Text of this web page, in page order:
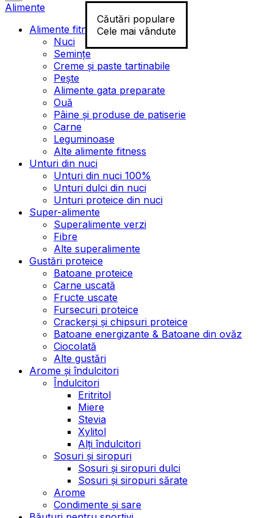
Căutări populare
Cele mai vândute
Alimente
Alimente fitness
Nuci
Semințe
Creme și paste tartinabile
Pește
Alimente gata preparate
Ouă
Pâine și produse de patiserie
Carne
Leguminoase
Alte alimente fitness
Unturi din nuci
Unturi din nuci 100%
Unturi dulci din nuci
Unturi proteice din nuci
Super-alimente
Superalimente verzi
Fibre
Alte superalimente
Gustări proteice
Batoane proteice
Carne uscată
Fructe uscate
Fursecuri proteice
Crackerși și chipsuri proteice
Batoane energizante & Batoane din ovăz
Ciocolată
Alte gustări
Arome și îndulcitori
Îndulcitori
Eritritol
Miere
Stevia
Xylitol
Alți îndulcitori
Sosuri și siropuri
Sosuri și siropuri dulci
Sosuri și siropuri sărate
Arome
Condimente și sare